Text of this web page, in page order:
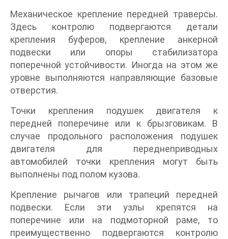
Механическое крепление передней траверсы.
Здесь контролю подвергаются детали
крепления буферов, крепление анкерной
подвески или опоры стабилизатора
поперечной устойчивости. Иногда на этом же
уровне выполняются направляющие базовые
отверстия.
Точки крепления подушек двигателя к
передней поперечине или к брызговикам. В
случае продольного расположения подушек
двигателя для переднеприводных
автомобилей точки крепления могут быть
выполнены под полом кузова.
Крепление рычагов или трапеций передней
подвески. Если эти узлы крепятся на
поперечине или на подмоторной раме, то
преимущественно подвергаются контролю